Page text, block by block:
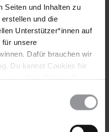
Seiten und Inhalten zu
und die
Unterstützer*innen auf
für unsere
Dafür brauchen wir
Du kannst Cookies für
Drittinhalte
kannst Du über den Link